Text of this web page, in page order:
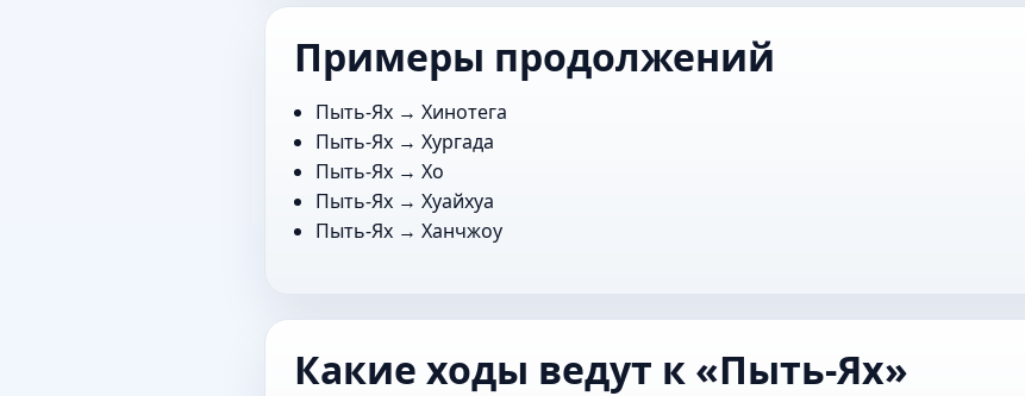
Примеры продолжений
Пыть-Ях →Хинотега
Пыть-Ях →Хургада
Пыть-Ях →Хо
Пыть-Ях →Хуайхуа
Пыть-Ях →Ханчжоу
Какие ходы ведут к «Пыть-Ях»